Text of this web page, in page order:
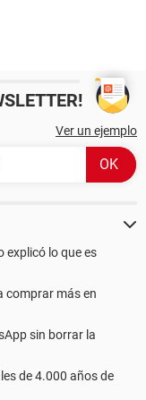
Ver un ejemplo
explicó lo que es
comprar más en
sin borrar la
de 4.000 años de